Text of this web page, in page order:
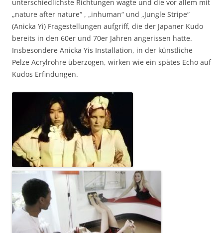
unterschiedlichste Richtungen wagte und die vor allem mit
„nature after nature“ , „inhuman“ und „Jungle Stripe“
(Anicka Yi) Fragestellungen aufgriff, die der Japaner Kudo
bereits in den 60er und 70er Jahren angerissen hatte.
Insbesondere Anicka Yis Installation, in der künstliche
Pelze Acrylrohre überzogen, wirken wie ein spätes Echo auf
Kudos Erfindungen.